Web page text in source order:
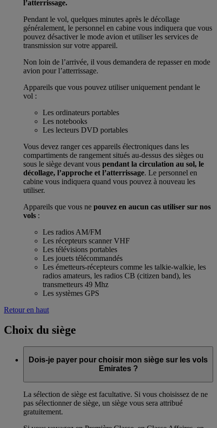
l’atterrissage.
Pendant le vol, quelques minutes après le décollage
généralement, le personnel en cabine vous indiquera que vous
pouvez désactiver le mode avion et utiliser les services de
transmission sur votre appareil.
Non loin de l’arrivée, il vous demandera de repasser en mode
avion pour l’atterrissage.
Appareils que vous pouvez utiliser uniquement pendant le
vol :
Les ordinateurs portables
Les notebooks
Les lecteurs DVD portables
Vous devez ranger ces appareils électroniques dans les
compartiments de rangement situés au-dessus des sièges ou
sous le siège devant vous pendant la circulation au sol, le
décollage, l’approche et l’atterrissage. Le personnel en
cabine vous indiquera quand vous pouvez à nouveau les
utiliser.
Appareils que vous ne pouvez en aucun cas utiliser sur nos
vols :
Les radios AM/FM
Les récepteurs scanner VHF
Les télévisions portables
Les jouets télécommandés
Les émetteurs-récepteurs comme les talkie-walkie, les
radios amateurs, les radios CB (citizen band), les
transmetteurs 49 Mhz
Les systèmes GPS
Retour en haut
Choix du siège
Dois-je payer pour choisir mon siège sur les vols
Emirates ?
La sélection de siège est facultative. Si vous choisissez de ne
pas sélectionner de siège, un siège vous sera attribué
gratuitement.